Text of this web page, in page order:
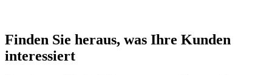
Finden Sie heraus, was Ihre Kunden
interessiert